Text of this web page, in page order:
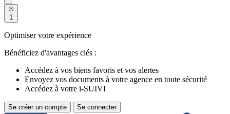
1
Optimiser votre expérience
Bénéficiez d'avantages clés :
Accédez à vos biens favoris et vos alertes
Envoyez vos documents à votre agence en toute sécurité
Accédez à votre i-SUIVI
Se créer un compte Se connecter